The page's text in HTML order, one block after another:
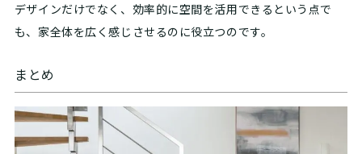
デザインだけでなく、効率的に空間を活用できるという点で
も、家全体を広く感じさせるのに役立つのです。
まとめ